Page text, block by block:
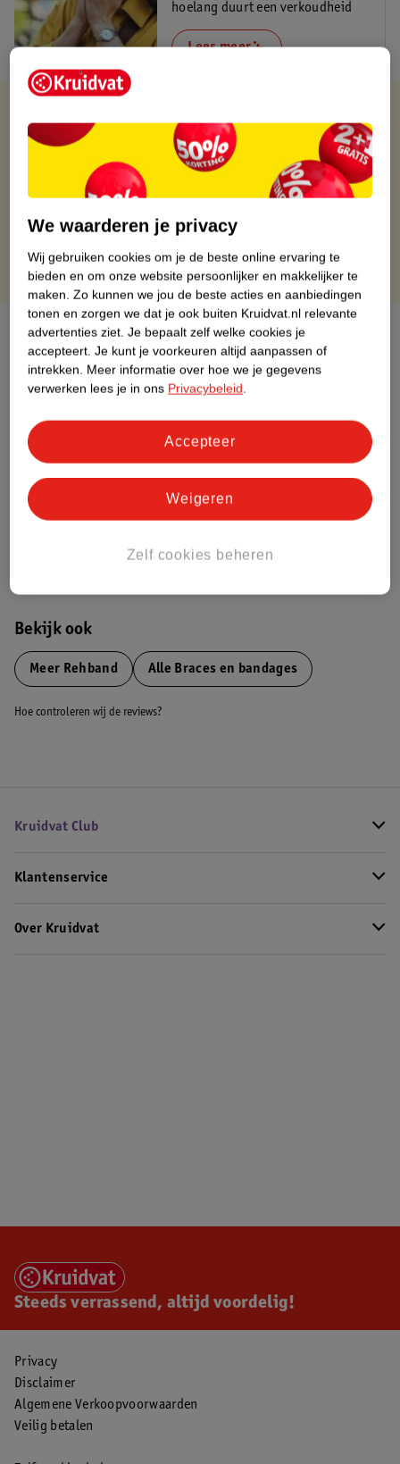
hoelang duurt een verkoudheid
Lees meer
Binnen 1 werkdag verstuurd
Gratis thuisbezorgd
Gratis retourneren via verkooppartner.
Over dit product
Productinformatie
Nature Impact Score
Dit product heeft (nog) geen Nature
Meer informatie
Bestel & Bezorginformatie
Bekijk ook
Meer Rehband Alle Braces en bandages
Hoe controleren wij de reviews?
Kruidvat Club
Klantenservice
Over Kruidvat
Steeds verrassend, altijd voordelig!
Privacy
Disclaimer
Algemene Verkoopvoorwaarden
Veilig betalen
We waarderen je privacy
Wij gebruiken cookies om je de beste online ervaring te
bieden en om onze website persoonlijker en makkelijker te
maken. Zo kunnen we jou de beste acties en aanbiedingen
tonen en zorgen we dat je ook buiten Kruidvat.nl relevante
advertenties ziet. Je bepaalt zelf welke cookies je
accepteert. Je kunt je voorkeuren altijd aanpassen of
intrekken. Meer informatie over hoe we je gegevens
verwerken lees je in ons Privacybeleid.
Zelf cookies beheren
Weigeren
Accepteer